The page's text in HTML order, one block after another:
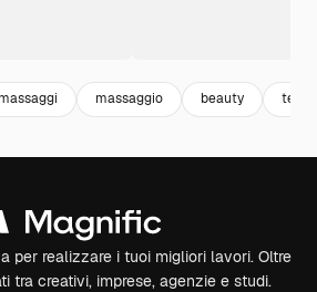
massaggio beauty
per realizzare i tuoi migliori lavori. Oltre
tra creativi, imprese, agenzie e studi.